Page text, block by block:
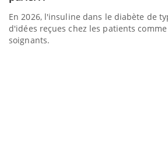
En 2026, l'insuline dans le diabète de
d'idées reçues chez les patients
soignants.